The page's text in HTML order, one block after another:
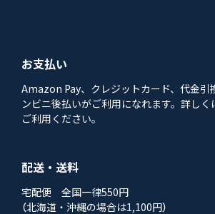
お支払い
Amazon Pay、クレジットカード、代金引
ンビニ後払いがご利用になれます。詳しく
ご利用ください。
配送・送料
宅配便 全国一律550円
（北海道・沖縄の場合は1,100円）